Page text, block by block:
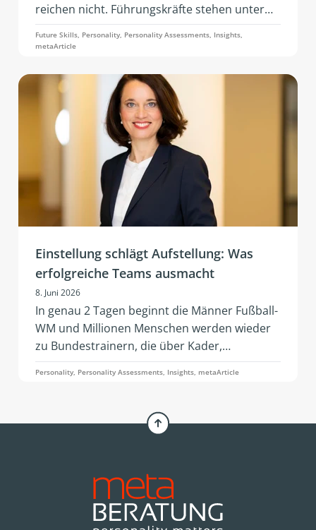
reichen nicht. Führungskräfte stehen unter
konstantem Anpassungsdruck: geopolitische
Spannungen, wirtschaftliche Instabilität,
Geschäftsmodelle und Teambedarfe. Gefragt
ist Resilienz – also die Fähigkeit, unter Stress
handlungsfähig, emotional stabil und sozial
wirksam zu bleiben.
Future Skills, Personality, Personality Assessments, Insights,
metaArticle
Einstellung schlägt Aufstellung: Was
erfolgreiche Teams ausmacht
8. Juni 2026
In genau 2 Tagen beginnt die Männer Fußball-
WM und Millionen Menschen werden wieder
zu Bundestrainern, die über Kader,
Aufstellung und Dreier- oder doch Viererkette
diskutieren. Ein Artikel von Simone Pelzer.
Personality, Personality Assessments, Insights, metaArticle